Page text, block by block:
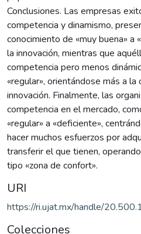
Conclusiones. Las empresas
competencia y dinamismo,
conocimiento de «muy buena» a
la innovación, mientras que
competencia pero menos
«regular», orientándose más a
innovación. Finalmente, las
competencia en el mercado,
«regular» a «deficiente»,
hacer muchos esfuerzos por
transferir el que tienen,
tipo «zona de confort».
URI
https://ri.ujat.mx/handle/
Colecciones